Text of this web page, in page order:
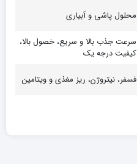
محلول پاشی و آبیاری
سرعت جذب بالا و سریع، خصول بالا،
کیفیت درجه یک
فسفر، نیتروژن، ریز مغذی و ویتامین